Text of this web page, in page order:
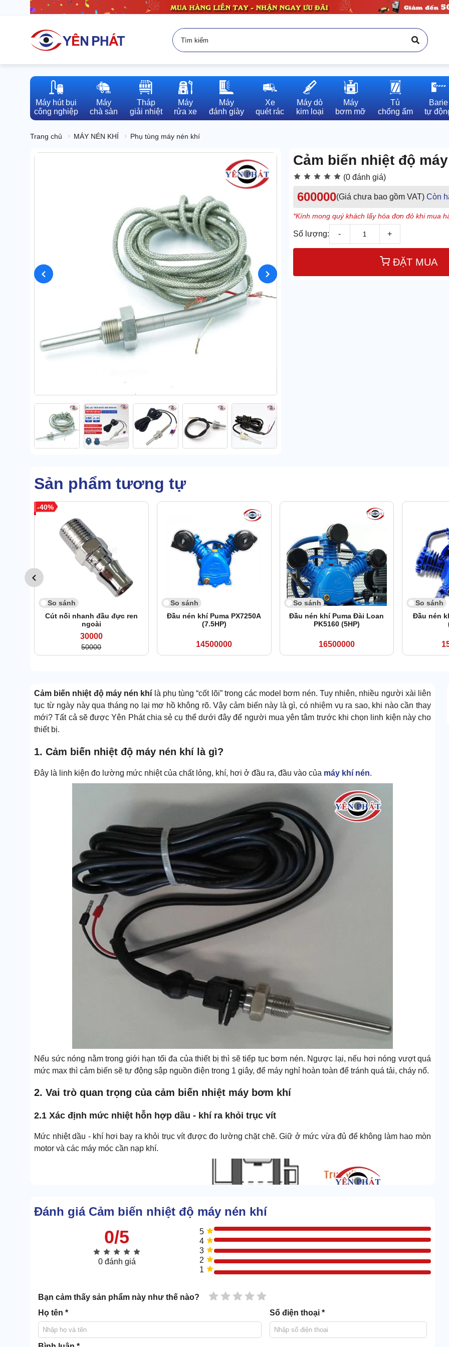
Máy hút bụi
công nghiệp
Máy
chà sàn
Tháp
giải nhiệt
Máy
rửa xe
Máy
đánh giày
Xe
quét rác
Máy dò
kim loại
Máy
bơm mỡ
Tủ
chống ẩm
Barie
tự
Trang chủ MÁY NÉN KHÍ Phụ tùng máy nén khí
Cảm biến nhiệt độ
(0 đánh giá)
600000(Giá chưa bao gồm VAT) Còn
*Kính mong quý khách lấy hóa đơn đỏ khi mua
Số lượng: - +
ĐẶT MUA
Sản phẩm tương tự
40
So sánh
Cút nối nhanh đầu đực ren
ngoài
30000
50000
So sánh
Đầu nén khí Puma PX7250A
(7.5HP)
14500000
So sánh
Đầu nén khí Puma Đài Loan
PK5160 (5HP)
16500000
So sánh
Đầu nén
Cảm biến nhiệt độ máy nén khí là phụ tùng “cốt lõi” trong các model bơm nén. Tuy nhiên, nhiều người xài liên
tục từ ngày này qua tháng nọ lại mơ hồ không rõ. Vậy cảm biến này là gì, có nhiệm vụ ra sao, khi nào cần thay
mới? Tất cả sẽ được Yên Phát chia sẻ cụ thể dưới đây để người mua yên tâm trước khi chọn linh kiện này cho
thiết bị.
1. Cảm biến nhiệt độ máy nén khí là gì?
Đây là linh kiện đo lường mức nhiệt của chất lỏng, khí, hơi ở đầu ra, đầu vào của máy khí nén.
Nếu sức nóng nằm trong giới hạn tối đa của thiết bị thì sẽ tiếp tục bơm nén. Ngược lại, nếu hơi nóng vượt quá
mức max thì cảm biến sẽ tự động sập nguồn điện trong 1 giây, để máy nghỉ hoàn toàn để tránh quá tải, cháy nổ.
2. Vai trò quan trọng của cảm biến nhiệt máy bơm khí
2.1 Xác định mức nhiệt hỗn hợp dầu - khí ra khỏi trục vít
Mức nhiệt dầu - khí hơi bay ra khỏi trục vít được đo lường chặt chẽ. Giữ ở mức vừa đủ để không làm hao mòn
motor và các máy móc cần nạp khí.
Đánh giá Cảm biến nhiệt độ máy nén khí
0/5
0 đánh giá
5
4
3
2
1
Bạn cảm thấy sản phẩm này như thế nào? 5 sao
4 sao
3 sao
2 sao
1 sao
Họ tên * Số điện thoại *